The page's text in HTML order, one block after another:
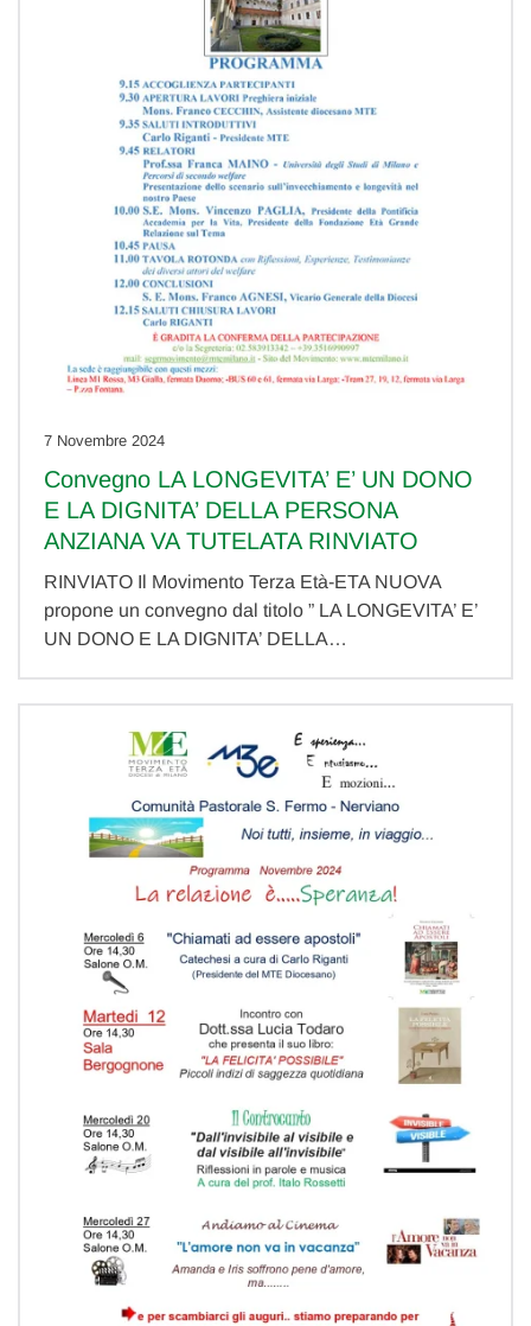
7 Novembre 2024
Convegno LA LONGEVITA’ E’ UN DONO
E LA DIGNITA’ DELLA PERSONA
ANZIANA VA TUTELATA RINVIATO
RINVIATO Il Movimento Terza Età-ETA NUOVA
propone un convegno dal titolo ” LA LONGEVITA’ E’
UN DONO E LA DIGNITA’ DELLA…